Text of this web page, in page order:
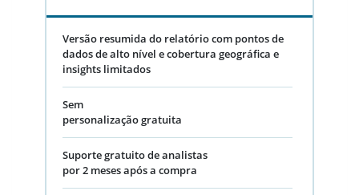
Versão resumida do relatório com pontos de
dados de alto nível e cobertura geográfica e
insights limitados
Sem
personalização gratuita
Suporte gratuito de analistas
por 2 meses após a compra